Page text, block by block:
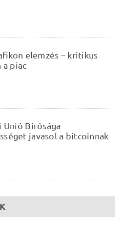
elemzés – kritikus
a piac
Unió Bírósága
javasol a bitcoinnak